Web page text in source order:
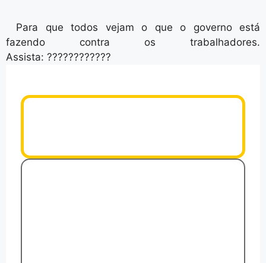
Para que todos vejam o que o governo está
fazendo contra os trabalhadores.
Assista: ????????????